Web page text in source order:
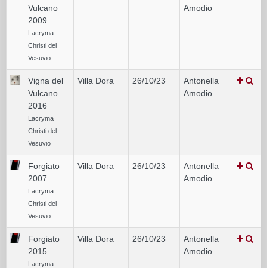
Vulcano
2009
Lacryma
Christi del
Vesuvio
Amodio
Vigna del
Vulcano
2016
Lacryma
Christi del
Vesuvio
Villa Dora 26/10/23
Antonella
Amodio
Forgiato
2007
Lacryma
Christi del
Vesuvio
Villa Dora 26/10/23
Antonella
Amodio
Forgiato
2015
Lacryma
Villa Dora 26/10/23
Antonella
Amodio